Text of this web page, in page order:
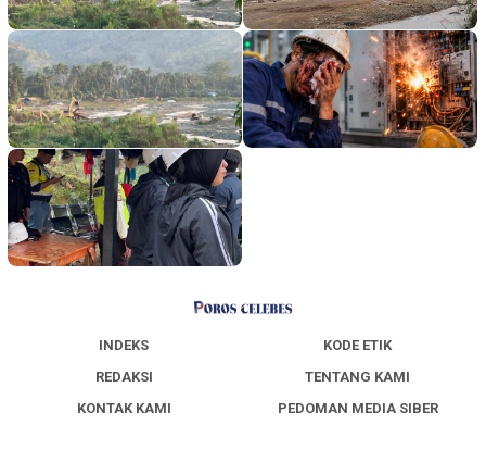
INDEKS
KODE ETIK
REDAKSI
TENTANG KAMI
KONTAK KAMI
PEDOMAN MEDIA SIBER